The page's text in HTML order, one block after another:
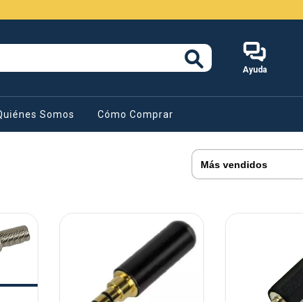
Ayuda
Somos Cómo Comprar